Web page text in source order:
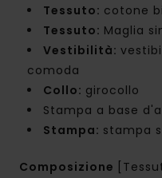
Tessuto: cotone
Tessuto: Maglia
Vestibilità:
comoda
Collo: girocollo
Stampa a base
Stampa: stampa
Composizione